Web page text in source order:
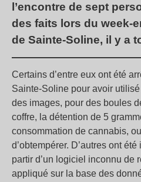
l’encontre de sept
des faits lors du week-
de Sainte-Soline, il y a
Certains d’entre eux ont été
Sainte-Soline pour avoir
des images, pour des boules
coffre, la détention de 5
consommation de cannabis,
d’obtempérer. D’autres ont
partir d’un logiciel inconnu de
appliqué sur la base des